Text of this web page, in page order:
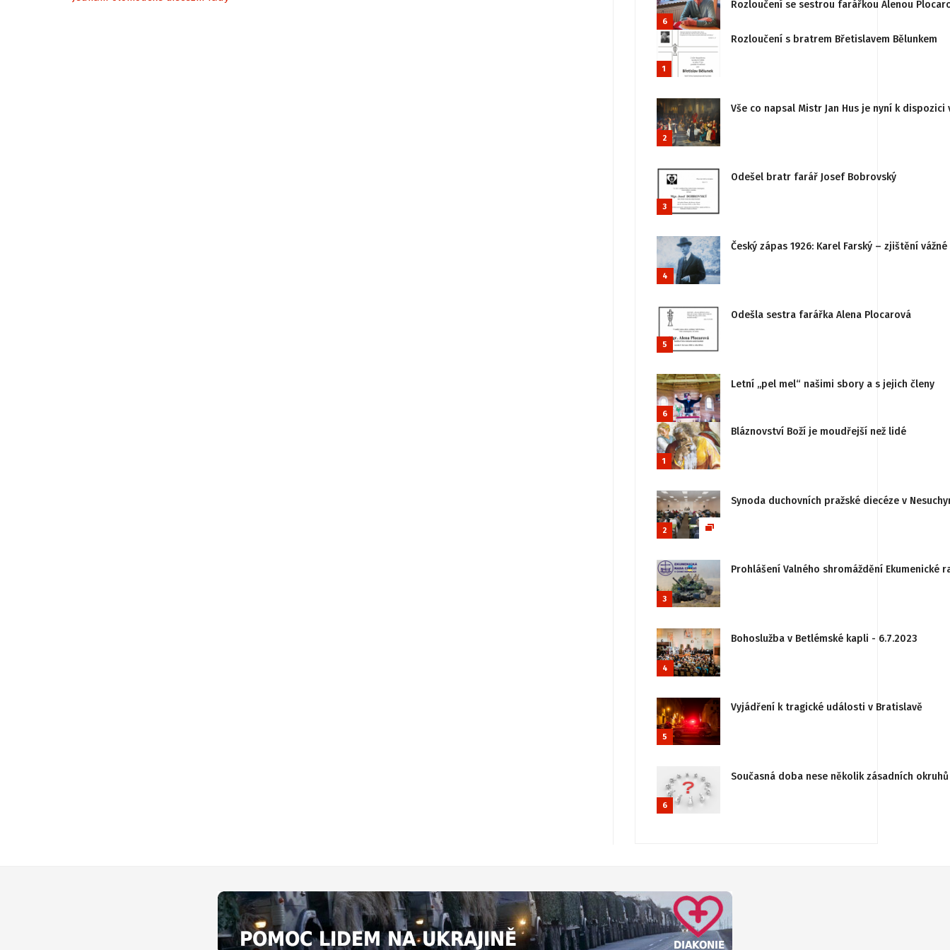
6
Rozloučení se sestrou farářkou Alenou
1
Rozloučení s bratrem Břetislavem Bělunkem
2
Vše co napsal Mistr Jan Hus je nyní k
3
Odešel bratr farář Josef Bobrovský
4
Český zápas 1926: Karel Farský – zjištění
5
Odešla sestra farářka Alena Plocarová
6
Letní „pel mel“ našimi sbory a s jejich členy
1
Bláznovství Boží je moudřejší než lidé
2
Synoda duchovních pražské diecéze v
3
Prohlášení Valného shromáždění
4
Bohoslužba v Betlémské kapli - 6.7.2023
5
Vyjádření k tragické události v Bratislavě
6
Současná doba nese několik zásadních